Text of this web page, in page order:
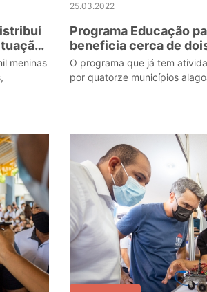
meninas
25.03.2022
Programa Educação
beneficia cerca de
da EJA em Alagoas
O programa que já tem
por quatorze municípios